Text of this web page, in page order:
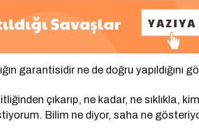
garantisidir ne de doğru yapıldığını
çıkarıp, ne kadar, ne sıklıkla,
Bilim ne diyor, saha ne